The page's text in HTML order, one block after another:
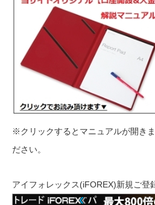
※クリックするとマニュアルが開き
ださい。
アイフォレックス(iFOREX)新規ご登